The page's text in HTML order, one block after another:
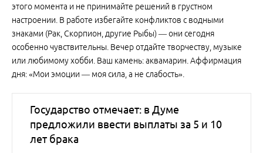
этого момента и не принимайте решений в грустном
настроении. В работе избегайте конфликтов с водными
знаками (Рак, Скорпион, другие Рыбы) — они сегодня
особенно чувствительны. Вечер отдайте творчеству, музыке
или любимому хобби. Ваш камень: аквамарин. Аффирмация
дня: «Мои эмоции — моя сила, а не слабость».
Государство отмечает: в Думе
предложили ввести выплаты за 5 и 10
лет брака